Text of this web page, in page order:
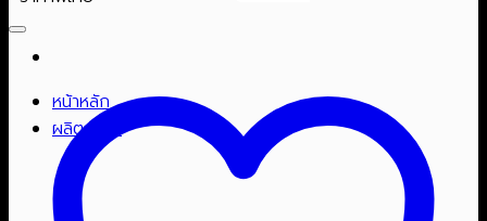
หน้าหลัก
ผลิตภัณฑ์